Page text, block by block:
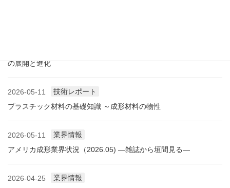
の展開と進化
2026-05-11
技術レポート
プラスチック材料の基礎知識 ～成形材料の物性
2026-05-11
業界情報
アメリカ成形業界状況（2026.05) ―雑誌から垣間見る―
2026-04-25
業界情報